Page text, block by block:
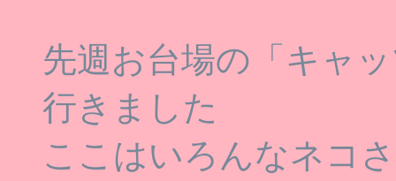
先週お台場の「キャ
行きました
ここはいろんなネコ